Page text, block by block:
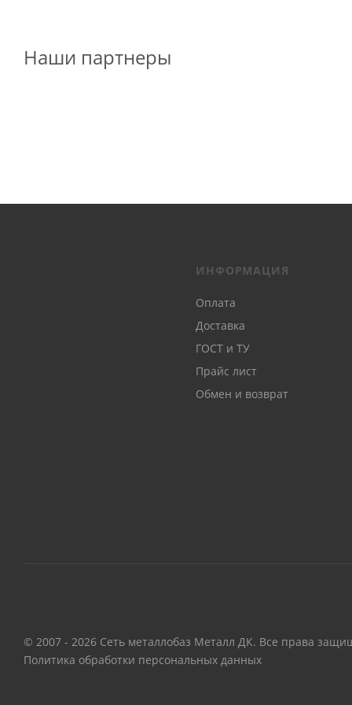
Наши партнеры
ИНФОРМАЦИЯ
Оплата
Доставка
ГОСТ и ТУ
Прайс лист
Обмен и возврат
© 2007 - 2026 Сеть металлобаз Металл ДК. Все права
Политика обработки персональных данных